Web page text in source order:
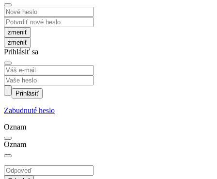
zmeniť
Prihlásiť sa
Prihlásiť
Zabudnuté heslo
Oznam
Oznam